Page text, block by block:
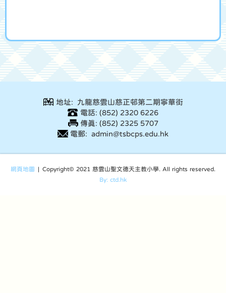
地址: 九龍慈雲山慈正邨第二期寧華街
電話: (852) 2320 6226
傳真: (852) 2325 5707
電郵: admin@tsbcps.edu.hk
網頁地圖 | Copyright© 2021 慈雲山聖文德天主教小學. All rights reserved.
By: ctd.hk